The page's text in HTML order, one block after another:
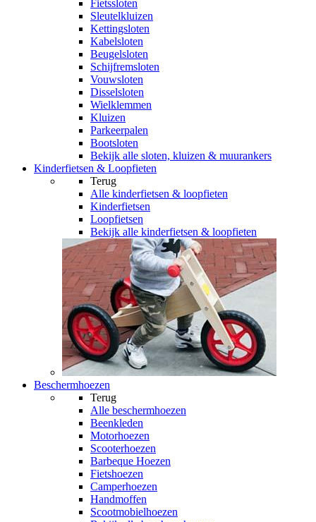
Fietssloten
Sleutelkluizen
Kettingsloten
Kabelsloten
Beugelsloten
Schijfremsloten
Vouwsloten
Disselsloten
Wielklemmen
Kluizen
Parkeerpalen
Bootsloten
Bekijk alle sloten, kluizen & muurankers
Kinderfietsen & Loopfieten
Terug
Alle kinderfietsen & loopfieten
Kinderfietsen
Loopfietsen
Bekijk alle kinderfietsen & loopfieten
Beschermhoezen
Terug
Alle beschermhoezen
Beenkleden
Motorhoezen
Scooterhoezen
Barbeque Hoezen
Fietshoezen
Camperhoezen
Handmoffen
Scootmobielhoezen